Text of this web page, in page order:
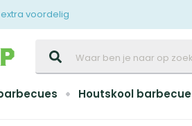
voordelig
Houtskool barbecue